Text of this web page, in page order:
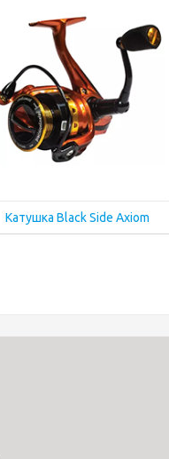
Катушка Black Side Axiom